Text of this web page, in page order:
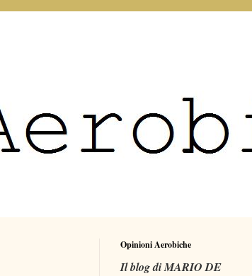
Opinioni Aerobiche
Il blog di MARIO DE